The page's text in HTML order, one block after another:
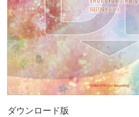
ダウンロード版